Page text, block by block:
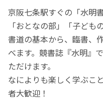
京阪七条駅すぐの「水明
「おとなの部」「子ども
書道の基本から、臨書、
べます。競書誌『水明』
ただけます。
なによりも楽しく学ぶこ
者大歓迎！